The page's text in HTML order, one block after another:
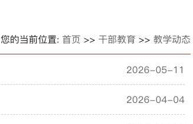
您的当前位置: 首页 >> 干部教育 >> 教学动态
2026-05-11
2026-04-04